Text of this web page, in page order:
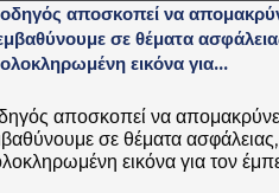
αποσκοπεί να
σε θέματα
εικόνα για...
αποσκοπεί να
σε θέματα
εικόνα για τον